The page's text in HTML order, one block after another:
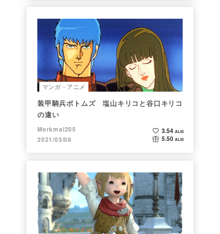
マンガ・アニメ
装甲騎兵ボトムズ 塩山キリコと谷口キリコ
の違い
Merkmal205
2021/03/08
3.54 ALIS
5.50 ALIS